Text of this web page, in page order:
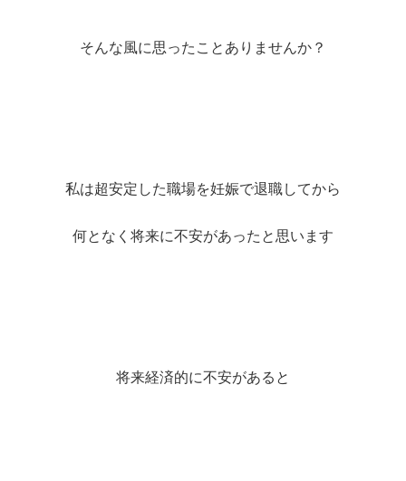
そんな風に思ったことありませんか？
私は超安定した職場を妊娠で退職してから
何となく将来に不安があったと思います
将来経済的に不安があると